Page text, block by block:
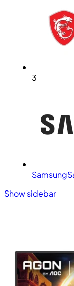
3
Samsung
Show sidebar